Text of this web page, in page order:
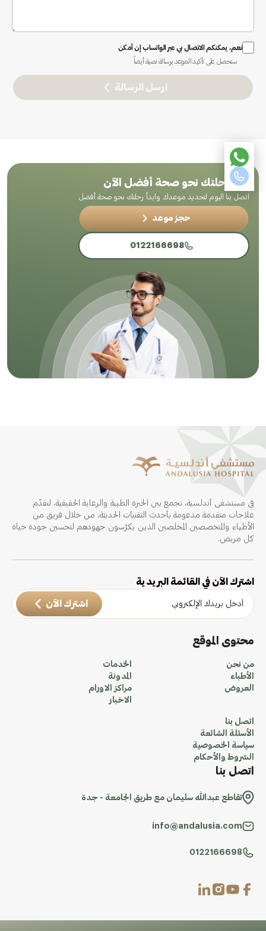
نعم، يمكنكم الاتصال بي عبر الواتساب إن أمكن
ستحصل على تأكيد الموعد برسالة نصية أيضاً
ارسل الرسالة
ابدأ رحلتك نحو صحة أفضل الآن
اتصل بنا اليوم لتحديد موعدك وابدأ رحلتك نحو صحة أفضل
حجز موعد
0122166698
في مستشفى أندلسية، نجمع بين الخبرة الطبية والرعاية الحقيقية، لنقدّم
علاجات متقدمة مدعومة بأحدث التقنيات الحديثة، من خلال فريق من
الأطباء والمتخصصين المخلصين الذين يكرّسون جهودهم لتحسين جودة حياة
كل مريض.
اشترك الآن في القائمة البريدية
اشترك الآن
محتوى الموقع
من نحن
الأطباء
العروض
الخدمات
المدونة
مراكز الاورام
الاخبار
اتصل بنا
الأسئلة الشائعة
سياسة الخصوصية
الشروط والأحكام
اتصل بنا
تقاطع عبدالله سليمان مع طريق الجامعة - جدة
info@andalusia.com
0122166698